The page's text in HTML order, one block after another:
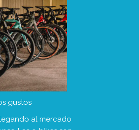
gustos
al mercado